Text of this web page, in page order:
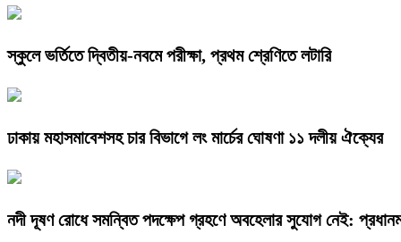
স্কুলে ভর্তিতে দ্বিতীয়-নবমে পরীক্ষা, প্রথম শ্রেণিতে লটারি
ঢাকায় মহাসমাবেশসহ চার বিভাগে লং মার্চের ঘোষণা ১১ দলীয় ঐক্যের
নদী দূষণ রোধে সমন্বিত পদক্ষেপ গ্রহণে অবহেলার সুযোগ নেই: